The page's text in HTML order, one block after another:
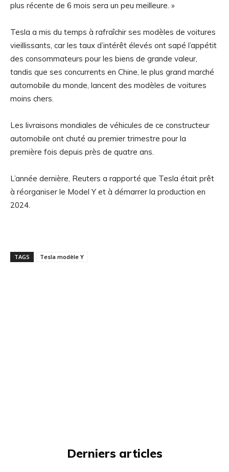
plus récente de 6 mois sera un peu meilleure. »
Tesla a mis du temps à rafraîchir ses modèles de voitures
vieillissants, car les taux d’intérêt élevés ont sapé l’appétit
des consommateurs pour les biens de grande valeur,
tandis que ses concurrents en Chine, le plus grand marché
automobile du monde, lancent des modèles de voitures
moins chers.
Les livraisons mondiales de véhicules de ce constructeur
automobile ont chuté au premier trimestre pour la
première fois depuis près de quatre ans.
L’année dernière, Reuters a rapporté que Tesla était prêt
à réorganiser le Model Y et à démarrer la production en
2024.
TAGS Tesla modèle Y
Derniers articles